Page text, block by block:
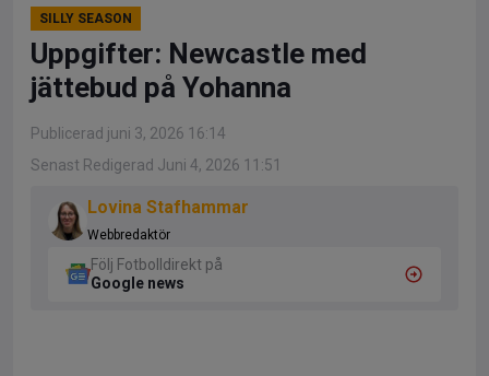
SILLY SEASON
Uppgifter: Newcastle med
jättebud på Yohanna
Publicerad juni 3, 2026 16:14
Senast Redigerad Juni 4, 2026 11:51
Lovina Stafhammar
Webbredaktör
Följ Fotbolldirekt på
Google news